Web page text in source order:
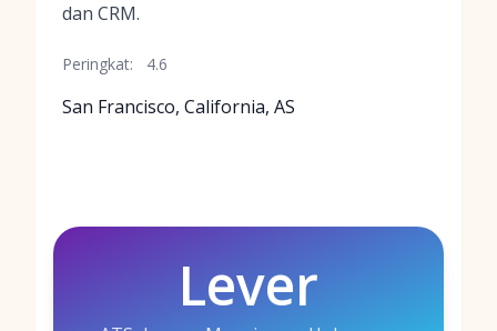
dan CRM.
Peringkat: 4.6
San Francisco, California, AS
Lever